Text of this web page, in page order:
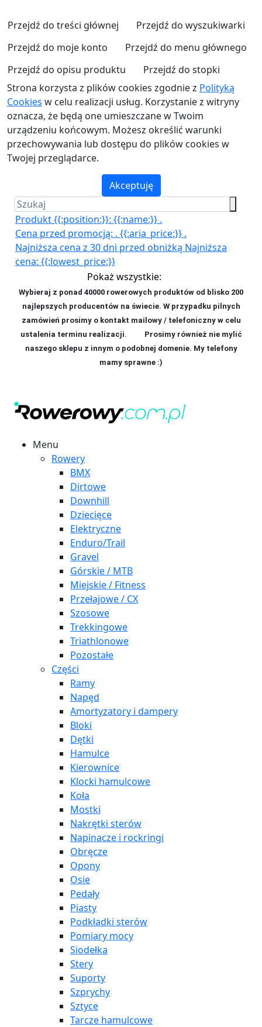
Przejdź do treści głównej
Przejdź do wyszukiwarki
Przejdź do moje konto
Przejdź do menu głównego
Przejdź do opisu produktu
Przejdź do stopki
Strona korzysta z plików cookies zgodnie z Polityką
Cookies w celu realizacji usług. Korzystanie z witryny
oznacza, że będą one umieszczane w Twoim
urządzeniu końcowym. Możesz określić warunki
przechowywania lub dostępu do plików cookies w
Twojej przeglądarce.
Akceptuję
Produkt {{:position:}}: {{:name:}} .
Cena przed promocją: . {{:aria_price:}} .
Najniższa cena z 30 dni przed obniżką Najniższa
cena: {{:lowest_price:}}
Pokaż wszystkie:
Wybieraj z ponad 40000 rowerowych produktów od blisko 200
najlepszych producentów na świecie. W przypadku pilnych
zamówień prosimy o kontakt mailowy / telefoniczny w celu
ustalenia terminu realizacji. Prosimy również nie mylić
naszego sklepu z innym o podobnej domenie. My telefony
mamy sprawne :)
Menu
Rowery
BMX
Dirtowe
Downhill
Dziecięce
Elektryczne
Enduro/Trail
Gravel
Górskie / MTB
Miejskie / Fitness
Przełajowe / CX
Szosowe
Trekkingowe
Triathlonowe
Pozostałe
Części
Ramy
Napęd
Amortyzatory i dampery
Bloki
Dętki
Hamulce
Kierownice
Klocki hamulcowe
Koła
Mostki
Nakrętki sterów
Napinacze i rockringi
Obręcze
Opony
Osie
Pedały
Piasty
Podkładki sterów
Pomiary mocy
Siodełka
Stery
Suporty
Szprychy
Sztyce
Tarcze hamulcowe